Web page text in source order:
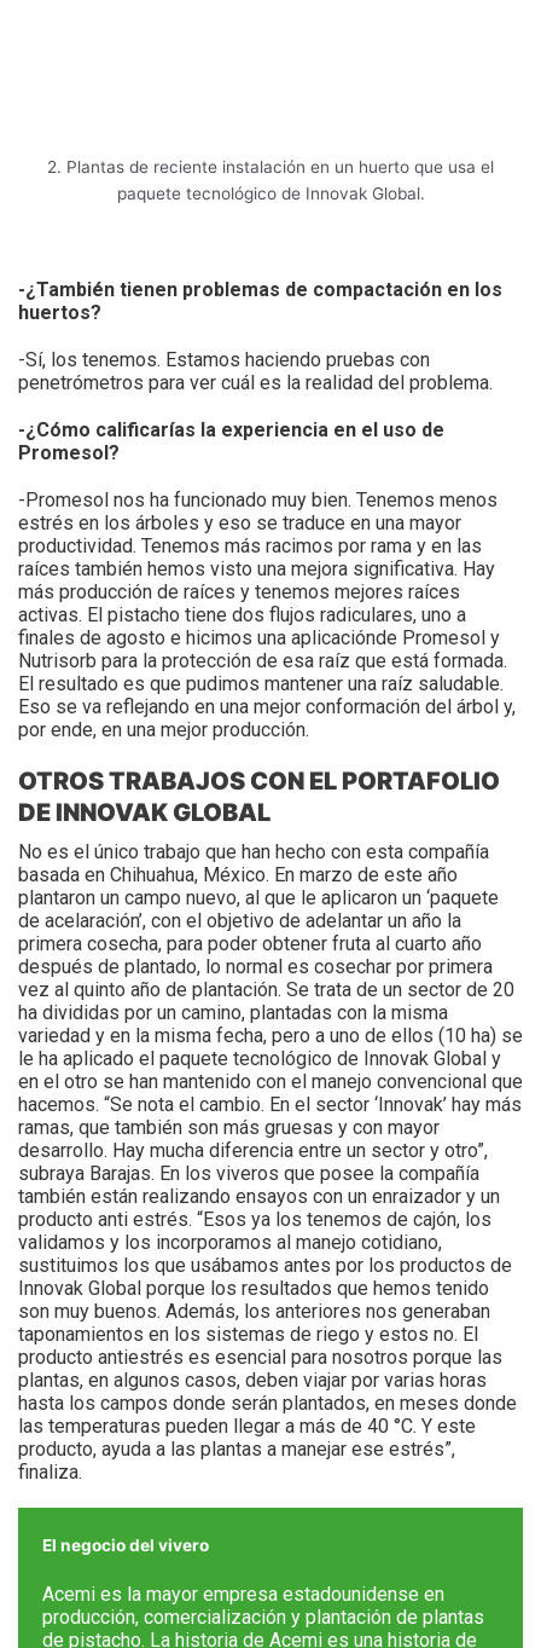
2. Plantas de reciente instalación en un huerto que usa el
paquete tecnológico de Innovak Global.
-¿También tienen problemas de compactación en los
huertos?
-Sí, los tenemos. Estamos haciendo pruebas con
penetrómetros para ver cuál es la realidad del problema.
-¿Cómo calificarías la experiencia en el uso de
Promesol?
-Promesol nos ha funcionado muy bien. Tenemos menos
estrés en los árboles y eso se traduce en una mayor
productividad. Tenemos más racimos por rama y en las
raíces también hemos visto una mejora significativa. Hay
más producción de raíces y tenemos mejores raíces
activas. El pistacho tiene dos flujos radiculares, uno a
finales de agosto e hicimos una aplicaciónde Promesol y
Nutrisorb para la protección de esa raíz que está formada.
El resultado es que pudimos mantener una raíz saludable.
Eso se va reflejando en una mejor conformación del árbol y,
por ende, en una mejor producción.
OTROS TRABAJOS CON EL PORTAFOLIO
DE INNOVAK GLOBAL
No es el único trabajo que han hecho con esta compañía
basada en Chihuahua, México. En marzo de este año
plantaron un campo nuevo, al que le aplicaron un ‘paquete
de acelaración’, con el objetivo de adelantar un año la
primera cosecha, para poder obtener fruta al cuarto año
después de plantado, lo normal es cosechar por primera
vez al quinto año de plantación. Se trata de un sector de 20
ha divididas por un camino, plantadas con la misma
variedad y en la misma fecha, pero a uno de ellos (10 ha) se
le ha aplicado el paquete tecnológico de Innovak Global y
en el otro se han mantenido con el manejo convencional que
hacemos. “Se nota el cambio. En el sector ‘Innovak’ hay más
ramas, que también son más gruesas y con mayor
desarrollo. Hay mucha diferencia entre un sector y otro”,
subraya Barajas. En los viveros que posee la compañía
también están realizando ensayos con un enraizador y un
producto anti estrés. “Esos ya los tenemos de cajón, los
validamos y los incorporamos al manejo cotidiano,
sustituimos los que usábamos antes por los productos de
Innovak Global porque los resultados que hemos tenido
son muy buenos. Además, los anteriores nos generaban
taponamientos en los sistemas de riego y estos no. El
producto antiestrés es esencial para nosotros porque las
plantas, en algunos casos, deben viajar por varias horas
hasta los campos donde serán plantados, en meses donde
las temperaturas pueden llegar a más de 40 °C. Y este
producto, ayuda a las plantas a manejar ese estrés”,
finaliza.
El negocio del vivero
Acemi es la mayor empresa estadounidense en
producción, comercialización y plantación de plantas
de pistacho. La historia de Acemi es una historia de